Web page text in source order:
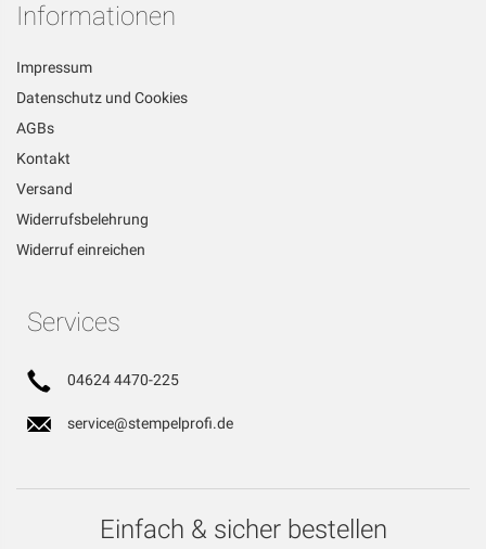
Informationen
Impressum
Datenschutz und Cookies
AGBs
Kontakt
Versand
Widerrufsbelehrung
Widerruf einreichen
Services
04624 4470-225
service@stempelprofi.de
Einfach & sicher bestellen